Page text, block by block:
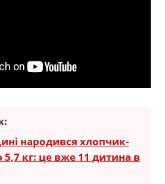
народився хлопчик-
5,7 кг: це вже 11 дитина в